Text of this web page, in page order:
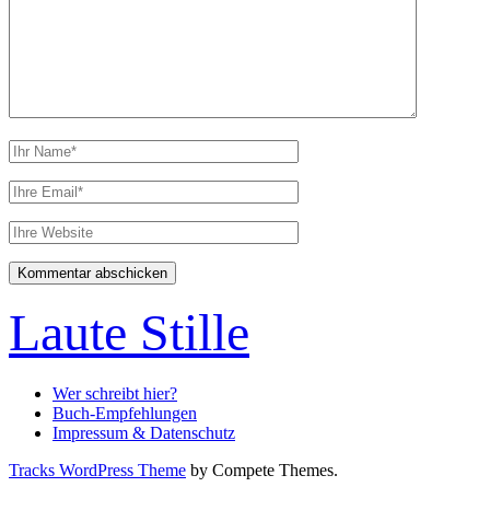
Ihr
Name
Ihre
Email
Webseiten
URL
Laute Stille
Wer schreibt hier?
Buch-Empfehlungen
Impressum & Datenschutz
Tracks WordPress Theme by Compete Themes.